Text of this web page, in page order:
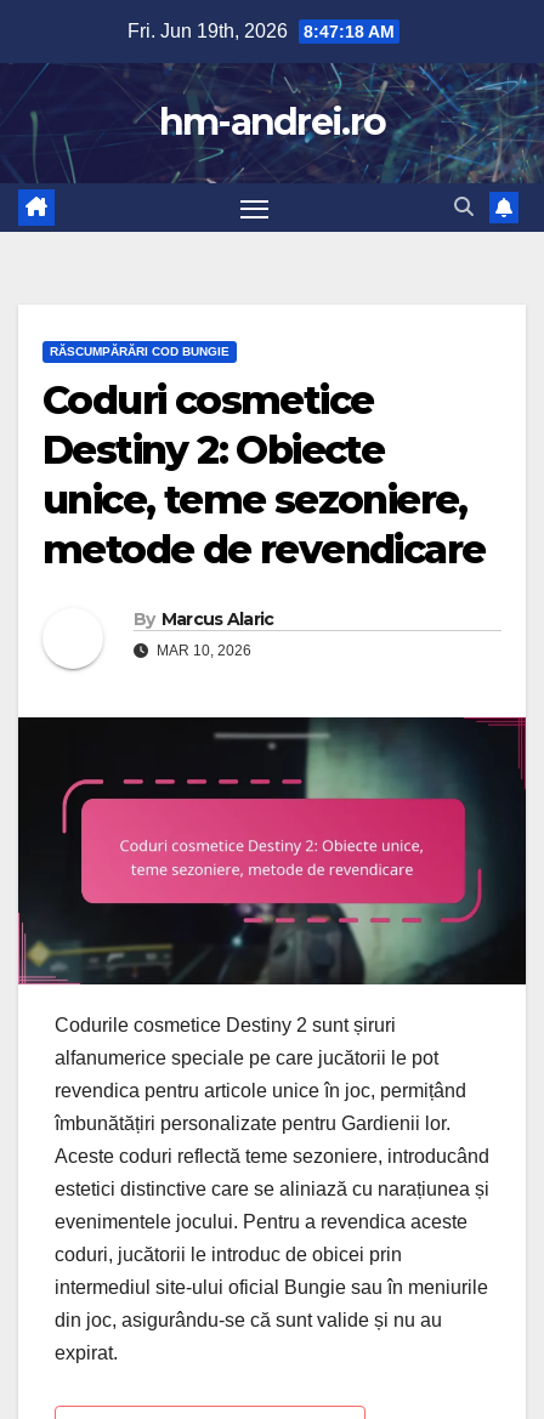
content
Fri. Jun 19th, 2026 8:47:19 AM
hm-andrei.ro
RĂSCUMPĂRĂRI COD BUNGIE
Coduri cosmetice
Destiny 2: Obiecte
unice, teme sezoniere,
metode de revendicare
By Marcus Alaric
MAR 10, 2026
Codurile cosmetice Destiny 2 sunt șiruri
alfanumerice speciale pe care jucătorii le pot
revendica pentru articole unice în joc, permițând
îmbunătățiri personalizate pentru Gardienii lor.
Aceste coduri reflectă teme sezoniere, introducând
estetici distinctive care se aliniază cu narațiunea și
evenimentele jocului. Pentru a revendica aceste
coduri, jucătorii le introduc de obicei prin
intermediul site-ului oficial Bungie sau în meniurile
din joc, asigurându-se că sunt valide și nu au
expirat.